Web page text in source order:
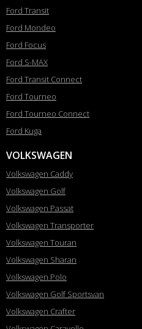
Ford Transit
Ford Mondeo
Ford Focus
Ford S-MAX
Ford Transit Connect
Ford Tourneo
Ford Tourneo Connect
Ford Kuga
VOLKSWAGEN
Volkswagen Caddy
Volkswagen Golf
Volkswagen Passat
Volkswagen Transporter
Volkswagen Touran
Volkswagen Sharan
Volkswagen Polo
Volkswagen Golf Sportsvan
Volkswagen Crafter